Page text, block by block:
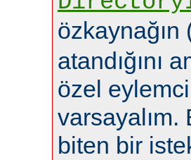
özkaynağın
atandığını
özel eylemci
biten bir